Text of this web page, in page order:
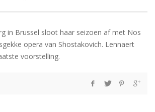
in Brussel sloot haar seizoen af met Nos
opera van Shostakovich. Lennaert
voorstelling.